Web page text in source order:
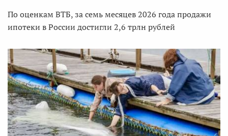
По оценкам ВТБ, за семь месяцев 2026 года продажи
ипотеки в России достигли 2,6 трлн рублей